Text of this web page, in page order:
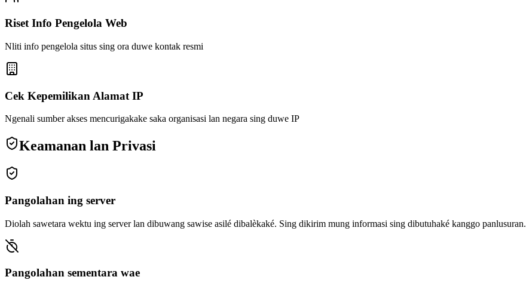
Riset Info Pengelola Web
Nliti info pengelola situs sing ora duwe kontak resmi
Cek Kepemilikan Alamat IP
Ngenali sumber akses mencurigakake saka organisasi lan negara sing duwe IP
Keamanan lan Privasi
Pangolahan ing server
Diolah sawetara wektu ing server lan dibuwang sawise asilé dibalèkaké. Sing dikirim mung informasi sing dibutuhaké kanggo panlusuran.
Pangolahan sementara wae